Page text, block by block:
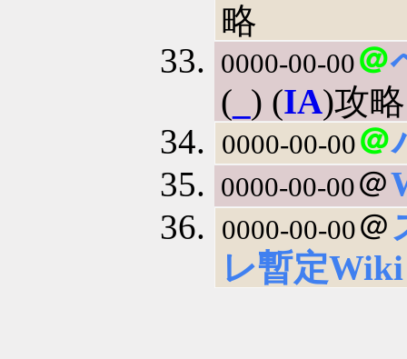
略
0000-00-00＠
( ) (IA)攻略
0000-00-00＠
0000-00-00＠
0000-00-00＠
レ暫定